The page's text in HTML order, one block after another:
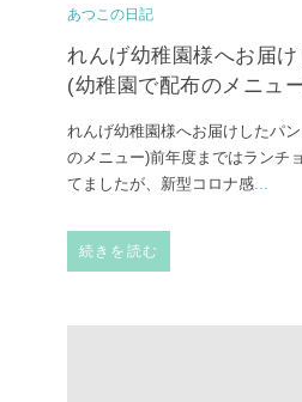
あつこの日記
れんげ幼稚園様へお届
(幼稚園で配布のメニュ
れんげ幼稚園様へお届けしたパ
のメニュー) 前年度まではランチ
てましたが、新型コロナ感...
続きを読む